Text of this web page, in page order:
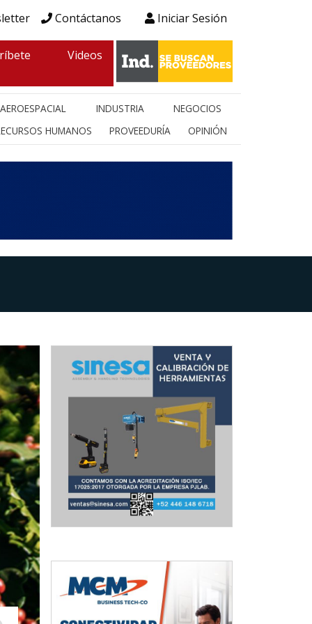
Contáctanos Iniciar Sesión
Videos
AEROESPACIAL INDUSTRIA
NEGOCIOS
HUMANOS
PROVEEDURÍA OPINIÓN